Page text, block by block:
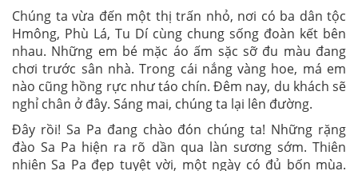
Chúng ta vừa đến một thị trấn nhỏ, nơi có ba dân tộc
Hmông, Phù Lá, Tu Dí cùng chung sống đoàn kết bên
nhau. Những em bé mặc áo ấm sặc sỡ đu màu đang
chơi trước sân nhà. Trong cái nắng vàng hoe, má em
nào cũng hồng rực như táo chín. Đêm nay, du khách sẽ
nghỉ chân ở đây. Sáng mai, chúng ta lại lên đường.
Đây rồi! Sa Pa đang chào đón chúng ta! Những rặng
đào Sa Pa hiện ra rõ dần qua làn sương sớm. Thiên
nhiên Sa Pa đẹp tuyệt vời, một ngày có đủ bốn mùa.